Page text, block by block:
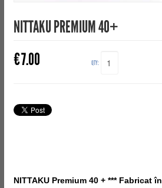
NITTAKU PREMIUM 40+
€7.00 QTY:
NITTAKU Premium 40 + *** Fabricat